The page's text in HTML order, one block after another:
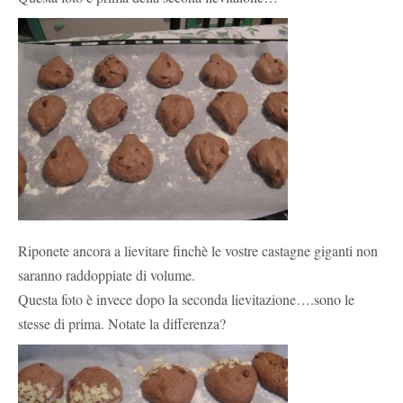
Riponete ancora a lievitare finchè le vostre castagne giganti non
saranno raddoppiate di volume.
Questa foto è invece dopo la seconda lievitazione….sono le
stesse di prima. Notate la differenza?